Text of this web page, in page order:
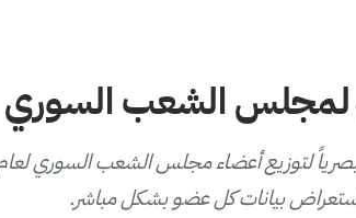
الشعب السوري 2026
بيانات كل عضو بشكل مباشر.